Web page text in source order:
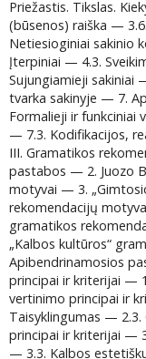
Priežastis. Tikslas.
(būsenos) raiška —
Netiesioginiai sakinio
Įterpiniai — 4.3.
Sujungiamieji sakiniai
tvarka sakinyje — 7.
Formalieji ir funkciniai
— 7.3. Kodifikacijos,
III. Gramatikos
pastabos — 2. Juozo
motyvai — 3.
rekomendacijų
gramatikos
„Kalbos kultūros“
Apibendrinamosios
principai ir kriterijai —
vertinimo principai ir
Taisyklingumas —
principai ir kriterijai —
— 3.3. Kalbos